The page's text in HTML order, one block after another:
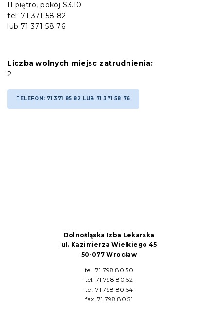
II piętro, pokój S3.10
tel. 71 371 58 82
lub 71 371 58 76
Liczba wolnych miejsc zatrudnienia:
2
TELEFON: 71 371 85 82 LUB 71 371 58 76
Dolnośląska Izba Lekarska
ul. Kazimierza Wielkiego 45
50-077 Wrocław
tel. 71 798 80 50
tel. 71 798 80 52
tel. 71 798 80 54
fax. 71 798 80 51